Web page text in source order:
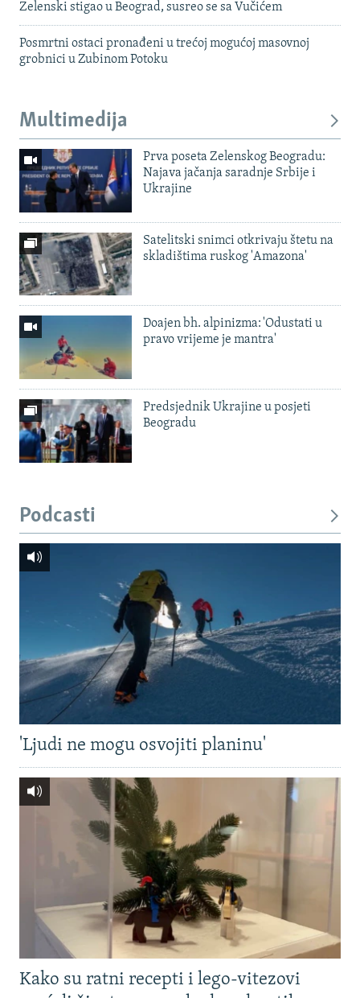
Zelenski stigao u Beograd, susreo se sa Vučićem
Posmrtni ostaci pronađeni u trećoj mogućoj masovnoj
grobnici u Zubinom Potoku
Multimedija
Prva poseta Zelenskog Beogradu:
Najava jačanja saradnje Srbije i
Ukrajine
Satelitski snimci otkrivaju štetu na
skladištima ruskog 'Amazona'
Doajen bh. alpinizma: 'Odustati u
pravo vrijeme je mantra'
Predsjednik Ukrajine u posjeti
Beogradu
Podcasti
'Ljudi ne mogu osvojiti planinu'
Kako su ratni recepti i lego-vitezovi